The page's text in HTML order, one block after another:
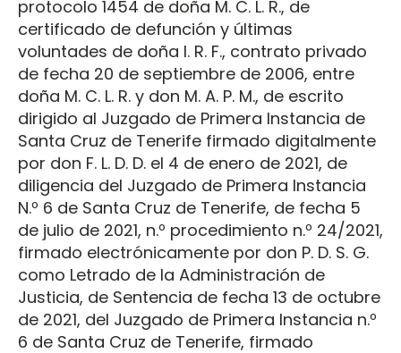
protocolo 1454 de doña M. C. L. R., de
certificado de defunción y últimas
voluntades de doña I. R. F., contrato privado
de fecha 20 de septiembre de 2006, entre
doña M. C. L. R. y don M. A. P. M., de escrito
dirigido al Juzgado de Primera Instancia de
Santa Cruz de Tenerife firmado digitalmente
por don F. L. D. D. el 4 de enero de 2021, de
diligencia del Juzgado de Primera Instancia
N.º 6 de Santa Cruz de Tenerife, de fecha 5
de julio de 2021, n.º procedimiento n.º 24/2021,
firmado electrónicamente por don P. D. S. G.
como Letrado de la Administración de
Justicia, de Sentencia de fecha 13 de octubre
de 2021, del Juzgado de Primera Instancia n.º
6 de Santa Cruz de Tenerife, firmado